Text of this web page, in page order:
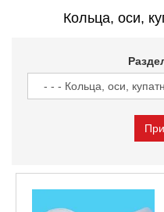
Кольца, оси,